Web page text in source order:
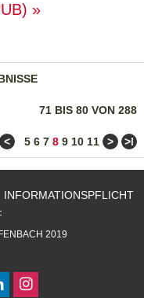
71 BIS 80 VON 288
< 5 6 7 8 9 10 11 > >ǀ
INFORMATIONSPFLICHT
2019